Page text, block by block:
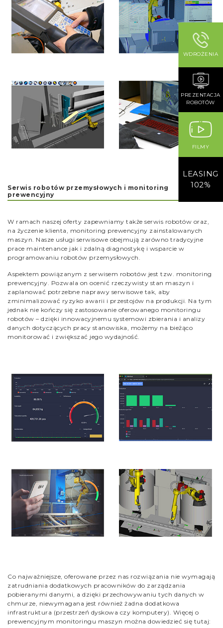
Serwis robotów przemysłowych i monitoring
prewencyjny
W ramach naszej oferty zapewniamy także serwis robotów oraz,
na życzenie klienta, monitoring prewencyjny zainstalowanych
maszyn. Nasze usługi serwisowe obejmują zarówno tradycyjne
prace maintenance jak i zdalną diagnostykę i wsparcie w
programowaniu robotów przemysłowych.
Aspektem powiązanym z serwisem robotów jest tzw. monitoring
prewencyjny. Pozwala on ocenić rzeczywisty stan maszyn i
zaplanować potrzebne naprawy serwisowe tak, aby
zminimalizować ryzyko awarii i przestojów na produkcji. Na tym
jednak nie kończy się zastosowanie oferowanego monitoringu
robotów – dzięki innowacyjnemu systemowi zbierania i analizy
danych dotyczących pracy stanowiska, możemy na bieżąco
monitorować i zwiększać jego wydajność.
Co najważniejsze, oferowane przez nas rozwiązania nie wymagają
zatrudniania dodatkowych pracowników do zarządzania
pobieranymi danymi, a dzięki przechowywaniu tych danych w
chmurze, niewymagana jest również żadna dodatkowa
infrastruktura (przestrzeń dyskowa czy komputery). Więcej o
prewencyjnym monitoringu maszyn można dowiedzieć się tutaj:
WDROŻENIA
PREZENTACJA
ROBOTÓW
FILMY
LEASING
102%